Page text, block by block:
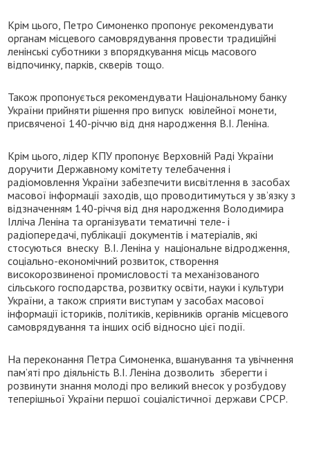
Крім цього, Петро Симоненко пропонує рекомендувати
органам місцевого самоврядування провести традиційні
ленінські суботники з впорядкування місць масового
відпочинку, парків, скверів тощо.
Також пропонується рекомендувати Національному банку
України прийняти рішення про випуск ювілейної монети,
присвяченої 140-річчю від дня народження В.І. Леніна.
Крім цього, лідер КПУ пропонує Верховній Раді України
доручити Державному комітету телебачення і
радіомовлення України забезпечити висвітлення в засобах
масової інформації заходів, що проводитимуться у зв’язку з
відзначенням 140-річчя від дня народження Володимира
Ілліча Леніна та організувати тематичні теле- і
радіопередачі, публікації документів і матеріалів, які
стосуються внеску В.І. Леніна у національне відродження,
соціально-економічний розвиток, створення
високорозвиненої промисловості та механізованого
сільського господарства, розвитку освіти, науки і культури
України, а також сприяти виступам у засобах масової
інформації істориків, політиків, керівників органів місцевого
самоврядування та інших осіб відносно цієї події.
На переконання Петра Симоненка, вшанування та увічнення
пам’яті про діяльність В.І. Леніна дозволить зберегти і
розвинути знання молоді про великий внесок у розбудову
теперішньої України першої соціалістичної держави СРСР.